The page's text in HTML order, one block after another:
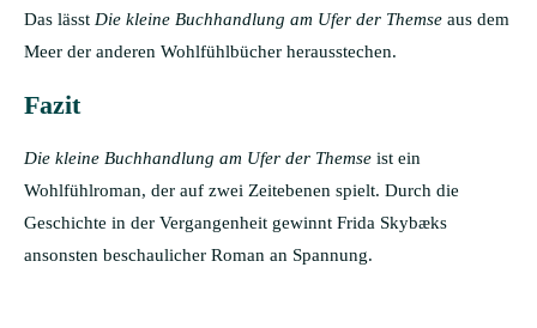
Das lässt Die kleine Buchhandlung am Ufer der Themse aus dem
Meer der anderen Wohlfühlbücher herausstechen.
Fazit
Die kleine Buchhandlung am Ufer der Themse ist ein
Wohlfühlroman, der auf zwei Zeitebenen spielt. Durch die
Geschichte in der Vergangenheit gewinnt Frida Skybæks
ansonsten beschaulicher Roman an Spannung.